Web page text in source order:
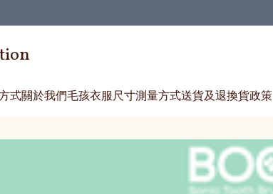
式關於我們毛孩衣服尺寸測量方式送貨及退換貨政策